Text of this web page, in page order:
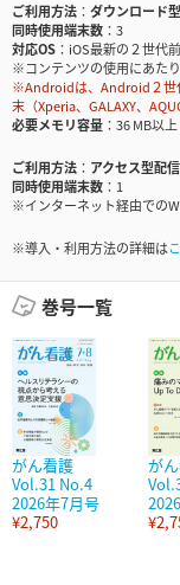
ご利用方法
ダウンロード
同時使用端末数
3
対応OS
iOS最新の２世代
※コンテンツの使用にあた
※Androidは、Android２世
末（Xperia、GALAXY、
必要メモリ容量
36 MB以上
ご利用方法
アクセス型配
同時使用端末数
1
※インターネット経由での
※導入・利用方法の詳細は
巻号一覧
がん看護
Vol.31 No.4
2026年7月号
¥2,750
が